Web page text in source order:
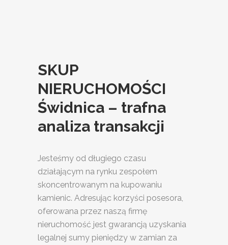
SKUP
NIERUCHOMOŚCI
Świdnica – trafna
analiza transakcji
Jesteśmy od długiego czasu
działającym na rynku zespołem
skoncentrowanym na kupowaniu
kamienic. Adresując korzyści posesora,
oferowana przez naszą firmę
nieruchomość jest gwarancją uzyskania
legalnej sumy pieniędzy w zamian za